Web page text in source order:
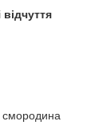
відчуття
смородина